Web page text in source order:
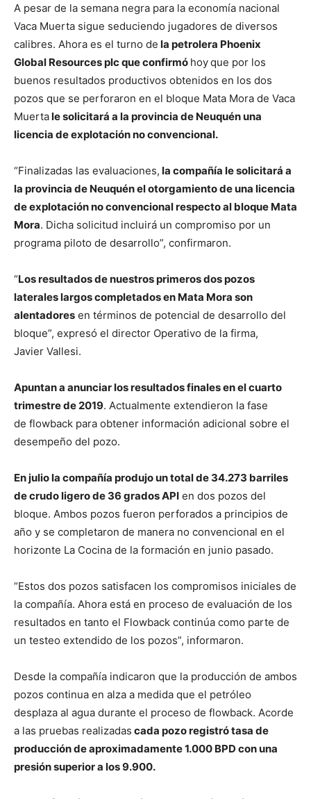
A pesar de la semana negra para la economía nacional
Vaca Muerta sigue seduciendo jugadores de diversos
calibres. Ahora es el turno de la petrolera Phoenix
Global Resources plc que confirmó hoyque por los
buenos resultados productivos obtenidos en los dos
pozos que se perforaron en el bloque Mata Mora de Vaca
Muertale solicitará a la provincia de Neuquén una
licencia de explotación no convencional.
“Finalizadas las evaluaciones, la compañía le solicitará a
la provincia de Neuquén el otorgamiento de una licencia
de explotación no convencional respecto al bloque Mata
Mora. Dicha solicitud incluirá un compromiso por un
programa piloto de desarrollo”, confirmaron.
“Los resultados de nuestros primeros dos pozos
laterales largos completados en Mata Mora son
alentadores en términos de potencial de desarrollo del
bloque”, expresó el director Operativo de la firma,
Javier Vallesi.
Apuntan a anunciar los resultados finales en el cuarto
trimestre de 2019. Actualmente extendieron la fase
de flowback para obtener información adicional sobre el
desempeño del pozo.
En julio la compañía produjo un total de 34.273 barriles
de crudo ligero de 36 grados API en dos pozos del
bloque. Ambos pozos fueron perforados a principios de
año y se completaron de manera no convencional en el
horizonte La Cocina de la formación en junio pasado.
“Estos dos pozos satisfacen los compromisos iniciales de
la compañía. Ahora está en proceso de evaluación de los
resultados en tanto el Flowback continúa como parte de
un testeo extendido de los pozos”, informaron.
Desde la compañía indicaron que la producción de ambos
pozos continua en alza a medida que el petróleo
desplaza al agua durante el proceso de flowback. Acorde
a las pruebas realizadas cada pozo registró tasa de
producción de aproximadamente 1.000 BPD con una
presión superior a los 9.900.